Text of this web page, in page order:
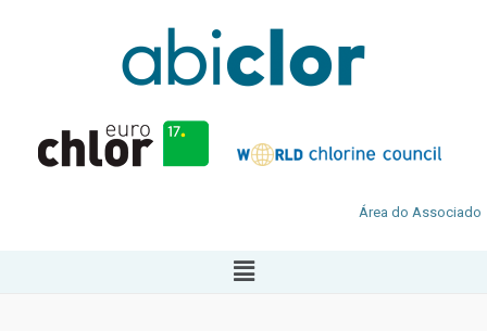
Área do Associado